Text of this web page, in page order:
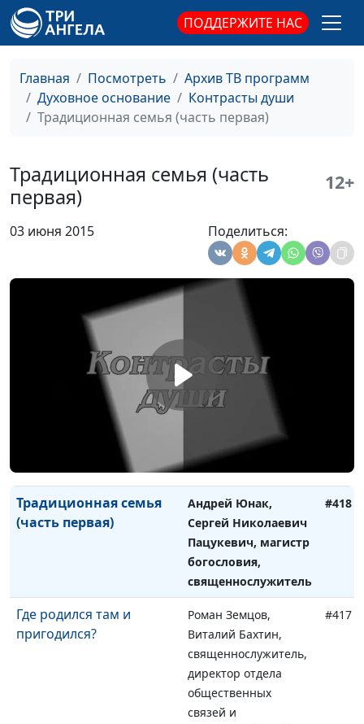
ПОДДЕРЖИТЕ НАС
Главная Посмотреть
Архив ТВ программ
Духовное основание
Контрасты души
Традиционная семья (часть первая)
Традиционная семья (часть
первая)
12+
03 июня 2015 Поделиться:
священнослужитель
Николаевич
Пацукевич, магистр
богословия,
Воспитание
христианского
поколения
Андрей Юнак, Сергей
Николаевич
богословия,
священнослужитель
Воспитание поколения
Андрей Юнак, Сергей
священнослужитель
#420
Традиционная семья
(часть вторая)
Андрей Юнак, Сергей
Николаевич
богословия,
священнослужитель
Традиционная семья
(часть первая)
Андрей Юнак,
Сергей Николаевич
Пацукевич, магистр
богословия,
священнослужитель
#418
Где родился там и
пригодился?
Роман Земцов,
Виталий Бахтин,
священнослужитель,
директор отдела
общественных
связей и
#417